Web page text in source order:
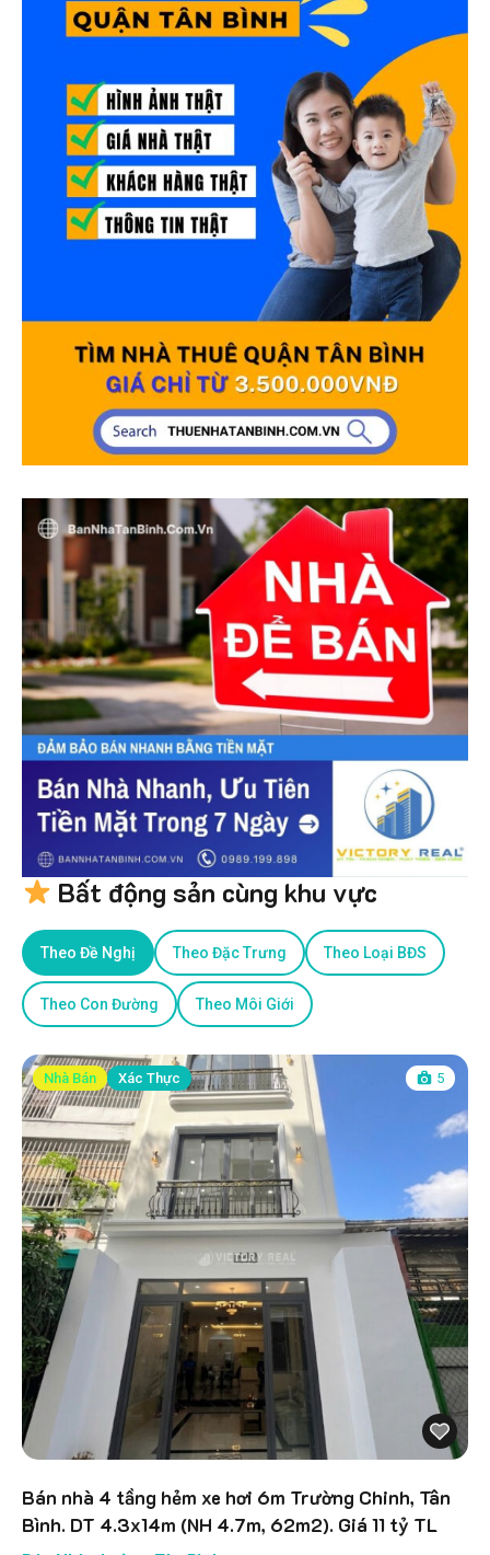
Bất động sản cùng khu vực
Theo Đề Nghị Theo Đặc Trưng Theo Loại BĐS
Theo Con Đường Theo Môi Giới
Nhà Bán Xác Thực 5
Bán nhà 4 tầng hẻm xe hơi 6m Trường Chinh, Tân
Bình. DT 4.3x14m (NH 4.7m, 62m2). Giá 11 tỷ TL